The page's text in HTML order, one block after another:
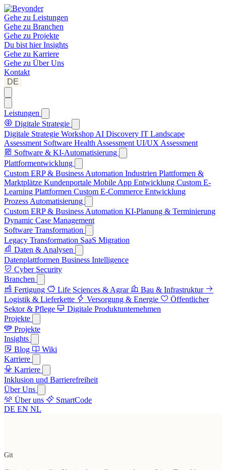
Gehe zu Leistungen
Gehe zu Branchen
Gehe zu Projekte
Du bist hierInsights
Gehe zu Karriere
Gehe zu Über Uns
Kontakt
DE
Leistungen
Digitale Strategie
Digitale Strategie Workshop AI Discovery IT Landscape
Assessment Software Health Assessment UI/UX Assessment
Software & KI-Automatisierung
Plattformentwicklung
Custom ERP & Business Automation Industrien Plattformen &
Marktplätze Kundenportale Mobile App Entwicklung Custom E-
Learning Plattformen Custom E-Commerce Entwicklung
Prozess Automatisierung
Custom ERP & Business Automation KI-Planung & Terminierung
Dynamic Case Management
Software Transformation
Legacy Transformation SaaS Migration
Daten & Analysen
Datenplattformen Business Intelligence
Cyber Security
Branchen
Fertigung
Life Sciences & Agrar
Bau & Infrastruktur
Logistik & Lieferkette
Versorgung & Energie
Öffentlicher
Sektor & Pflege
Digitale Produktunternehmen
Projekte
Projekte
Insights
Blog
Wiki
Karriere
Karriere
Inklusion und Barrierefreiheit
Über Uns
Über uns
SmartCode
DE EN NL
Git